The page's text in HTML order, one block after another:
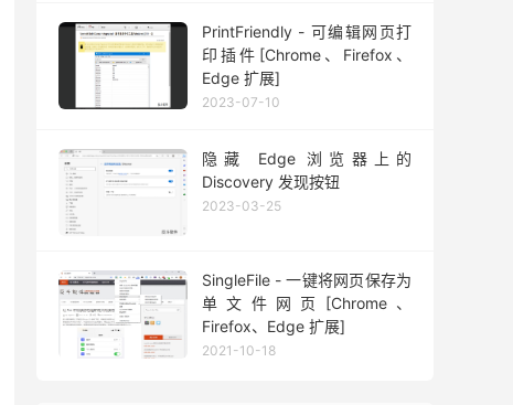
PrintFriendly - 可编辑网页打
印插件[Chrome、Firefox、
Edge 扩展]
2023-07-10
隐藏 Edge 浏览器上的
Discovery 发现按钮
2023-03-25
SingleFile - 一键将网页保存为
单文件网页[Chrome、
Firefox、Edge 扩展]
2021-10-18